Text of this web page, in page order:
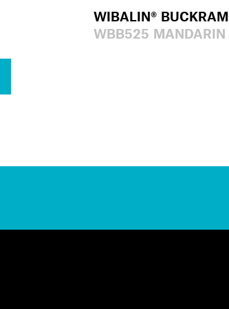
WIBALIN® BUCKRAM
WBB525 MANDARIN